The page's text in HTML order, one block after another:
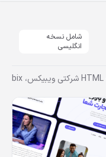
شامل نسخه
انگلیسی